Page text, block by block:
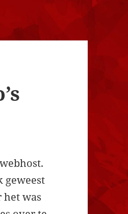
geweest
het was